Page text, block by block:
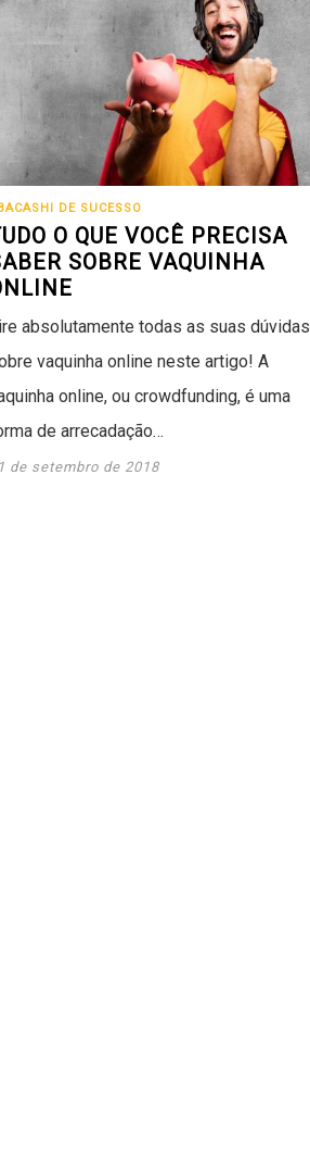
DE SUCESSO
O QUE VOCÊ PRECISA
SOBRE VAQUINHA
absolutamente todas as suas dúvidas
vaquinha online neste artigo! A
online, ou crowdfunding, é uma
de arrecadação…
de setembro de 2018